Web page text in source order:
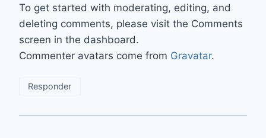
To get started with moderating, editing, and
deleting comments, please visit the Comments
screen in the dashboard.
Commenter avatars come from Gravatar.
Responder